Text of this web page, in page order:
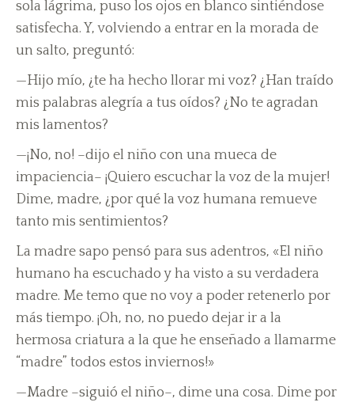
sola lágrima, puso los ojos en blanco sintiéndose
satisfecha. Y, volviendo a entrar en la morada de
un salto, preguntó:
—Hijo mío, ¿te ha hecho llorar mi voz? ¿Han traído
mis palabras alegría a tus oídos? ¿No te agradan
mis lamentos?
—¡No, no! –dijo el niño con una mueca de
impaciencia– ¡Quiero escuchar la voz de la mujer!
Dime, madre, ¿por qué la voz humana remueve
tanto mis sentimientos?
La madre sapo pensó para sus adentros, «El niño
humano ha escuchado y ha visto a su verdadera
madre. Me temo que no voy a poder retenerlo por
más tiempo. ¡Oh, no, no puedo dejar ir a la
hermosa criatura a la que he enseñado a llamarme
“madre” todos estos inviernos!»
—Madre –siguió el niño–, dime una cosa. Dime por